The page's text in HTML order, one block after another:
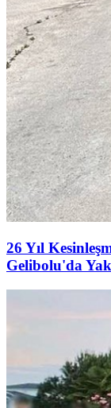
26 Yıl
Gelibolu'da